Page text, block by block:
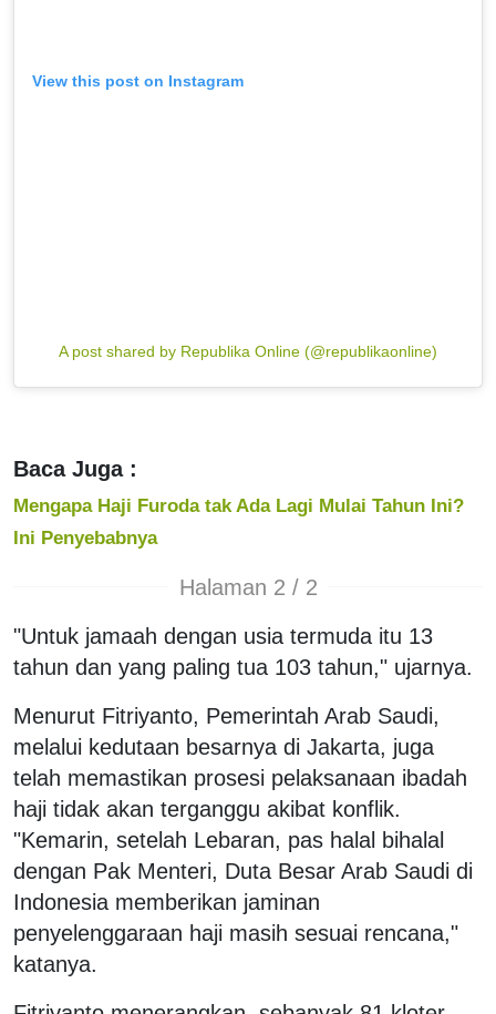
View this post on Instagram
A post shared by Republika Online (@republikaonline)
Baca Juga :
Mengapa Haji Furoda tak Ada Lagi Mulai Tahun Ini?
Ini Penyebabnya
Halaman 2 / 2
"Untuk jamaah dengan usia termuda itu 13
tahun dan yang paling tua 103 tahun," ujarnya.
Menurut Fitriyanto, Pemerintah Arab Saudi,
melalui kedutaan besarnya di Jakarta, juga
telah memastikan prosesi pelaksanaan ibadah
haji tidak akan terganggu akibat konflik.
"Kemarin, setelah Lebaran, pas halal bihalal
dengan Pak Menteri, Duta Besar Arab Saudi di
Indonesia memberikan jaminan
penyelenggaraan haji masih sesuai rencana,"
katanya.